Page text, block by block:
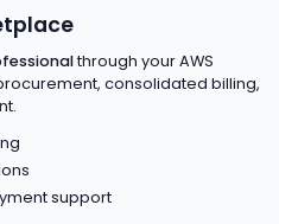
through your AWS
consolidated billing,
support